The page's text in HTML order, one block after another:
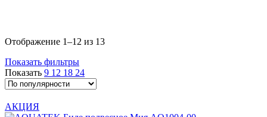
Отображение 1–12 из 13Сортировка:
Показать фильтры
Показать 9 12 18 24
АКЦИЯ